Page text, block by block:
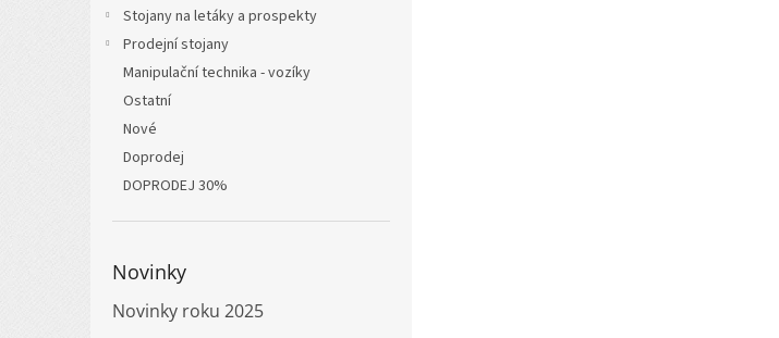
Stojany na letáky a prospekty
Prodejní stojany
Manipulační technika - vozíky
Ostatní
Nové
Doprodej
DOPRODEJ 30%
Novinky
Novinky roku 2025